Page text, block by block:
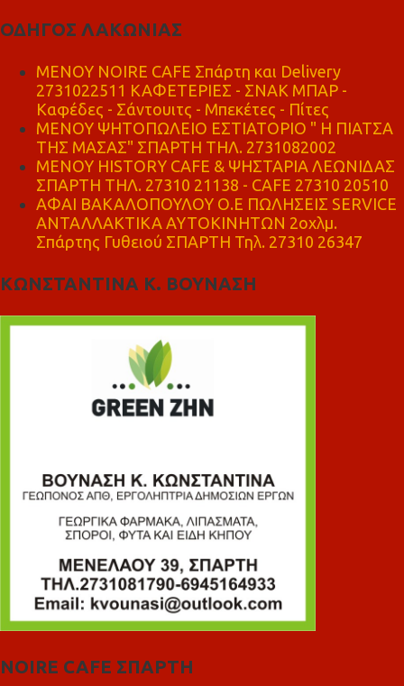
ΟΔΗΓΟΣ ΛΑΚΩΝΙΑΣ
MENOY NOIRE CAFE Σπάρτη και Delivery
2731022511 ΚΑΦΕΤΕΡΙΕΣ - ΣΝΑΚ ΜΠΑΡ -
Καφέδες - Σάντουιτς - Μπεκέτες - Πίτες
ΜΕΝΟΥ ΨΗΤΟΠΩΛΕΙΟ ΕΣΤΙΑΤΟΡΙΟ " Η ΠΙΑΤΣΑ
ΤΗΣ ΜΑΣΑΣ" ΣΠΑΡΤΗ ΤΗΛ. 2731082002
ΜΕΝΟΥ HISTORY CAFE & ΨΗΣΤΑΡΙΑ ΛΕΩΝΙΔΑΣ
ΣΠΑΡΤΗ ΤΗΛ. 27310 21138 - CAFE 27310 20510
ΑΦΑΙ ΒΑΚΑΛΟΠΟΥΛΟΥ Ο.Ε ΠΩΛΗΣΕΙΣ SERVICE
ΑΝΤΑΛΛΑΚΤΙΚΑ ΑΥΤΟΚΙΝΗΤΩΝ 2οχλμ.
Σπάρτης Γυθειού ΣΠΑΡΤΗ Τηλ. 27310 26347
ΚΩΝΣΤΑΝΤΙΝΑ Κ. ΒΟΥΝΑΣΗ
NOIRE CAFE ΣΠΑΡΤΗ